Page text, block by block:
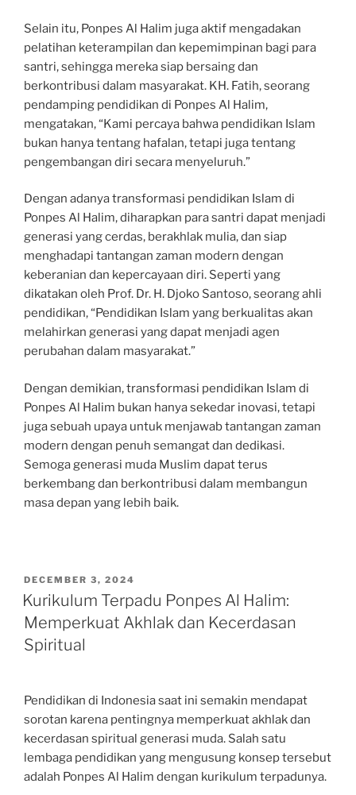
Selain itu, Ponpes Al Halim juga aktif mengadakan
pelatihan keterampilan dan kepemimpinan bagi para
santri, sehingga mereka siap bersaing dan
berkontribusi dalam masyarakat. KH. Fatih, seorang
pendamping pendidikan di Ponpes Al Halim,
mengatakan, “Kami percaya bahwa pendidikan Islam
bukan hanya tentang hafalan, tetapi juga tentang
pengembangan diri secara menyeluruh.”
Dengan adanya transformasi pendidikan Islam di
Ponpes Al Halim, diharapkan para santri dapat menjadi
generasi yang cerdas, berakhlak mulia, dan siap
menghadapi tantangan zaman modern dengan
keberanian dan kepercayaan diri. Seperti yang
dikatakan oleh Prof. Dr. H. Djoko Santoso, seorang ahli
pendidikan, “Pendidikan Islam yang berkualitas akan
melahirkan generasi yang dapat menjadi agen
perubahan dalam masyarakat.”
Dengan demikian, transformasi pendidikan Islam di
Ponpes Al Halim bukan hanya sekedar inovasi, tetapi
juga sebuah upaya untuk menjawab tantangan zaman
modern dengan penuh semangat dan dedikasi.
Semoga generasi muda Muslim dapat terus
berkembang dan berkontribusi dalam membangun
masa depan yang lebih baik.
POSTED
ON
DECEMBER 3, 2024
Kurikulum Terpadu Ponpes Al Halim:
Memperkuat Akhlak dan Kecerdasan
Spiritual
Pendidikan di Indonesia saat ini semakin mendapat
sorotan karena pentingnya memperkuat akhlak dan
kecerdasan spiritual generasi muda. Salah satu
lembaga pendidikan yang mengusung konsep tersebut
adalah Ponpes Al Halim dengan kurikulum terpadunya.